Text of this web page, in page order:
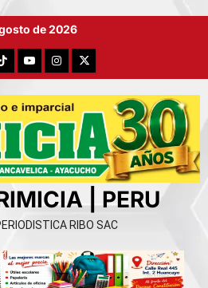
de 2026
YouTubeInstagram
X
| PERU
RIBO SAC